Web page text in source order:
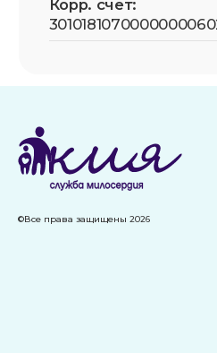
©Все права защищены 2026